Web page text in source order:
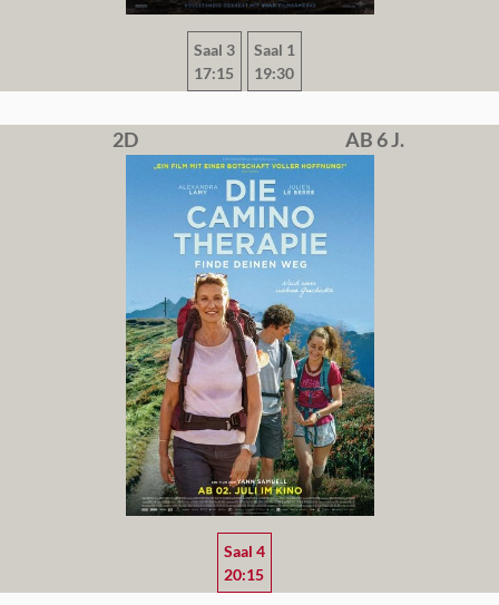
Saal 3
17:15
Saal 1
19:30
2D AB 6 J.
Saal 4
20:15